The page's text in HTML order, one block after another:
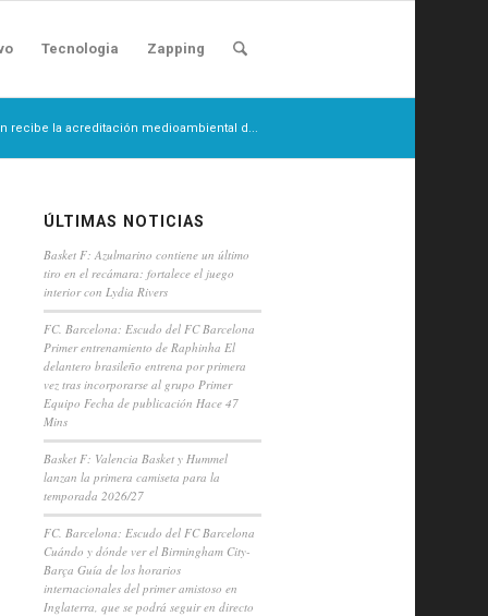
Tecnologia Zapping
recibe la acreditación medioambiental d...
ÚLTIMAS NOTICIAS
Basket F: Azulmarino contiene un último
tiro en el recámara: fortalece el juego
interior con Lydia Rivers
FC. Barcelona: Escudo del FC Barcelona
Primer entrenamiento de Raphinha El
delantero brasileño entrena por primera
vez tras incorporarse al grupo Primer
Equipo Fecha de publicación Hace 47
Mins
Basket F: Valencia Basket y Hummel
lanzan la primera camiseta para la
temporada 2026/27
FC. Barcelona: Escudo del FC Barcelona
Cuándo y dónde ver el Birmingham City-
Barça Guía de los horarios
internacionales del primer amistoso en
Inglaterra, que se podrá seguir en directo